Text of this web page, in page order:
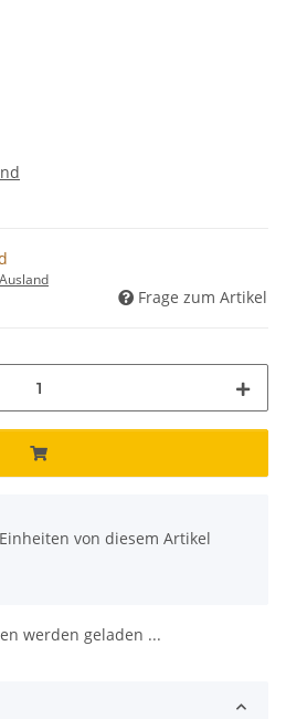
Frage zum Artikel
von diesem Artikel
werden geladen ...